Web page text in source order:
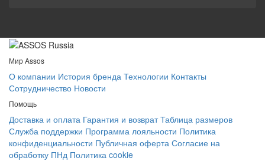
Мир Assos
О компании История бренда Технологии Контакты
Сотрудничество Новости
Помощь
Доставка и оплата Гарантия и возврат Таблица размеров
Служба поддержки Программа лояльности Политика
конфиденциальности Публичная оферта Согласие на
обработку ПНд Политика cookie